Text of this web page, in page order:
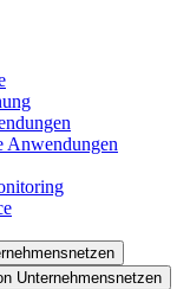
Anwendungen
Unternehmensnetzen